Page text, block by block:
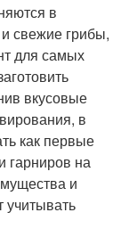
в
и свежие грибы,
для самых
вкусовые
в
как первые
гарниров на
и
учитывать